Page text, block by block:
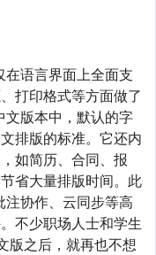
在语言界面上全面支
打印格式等方面做了
文版本中，默认的字
排版的标准。它还内
如简历、合同、报
省大量排版时间。此
协作、云同步等高
不少职场人士和学生
版之后，就再也不想